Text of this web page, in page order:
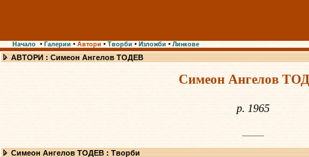
Начало • Галерии • Автори • Творби • Изложби • Линкове
АВТОРИ : Симеон Ангелов ТОДЕВ
Симеон Ангелов
р. 1965
Симеон Ангелов ТОДЕВ : Творби